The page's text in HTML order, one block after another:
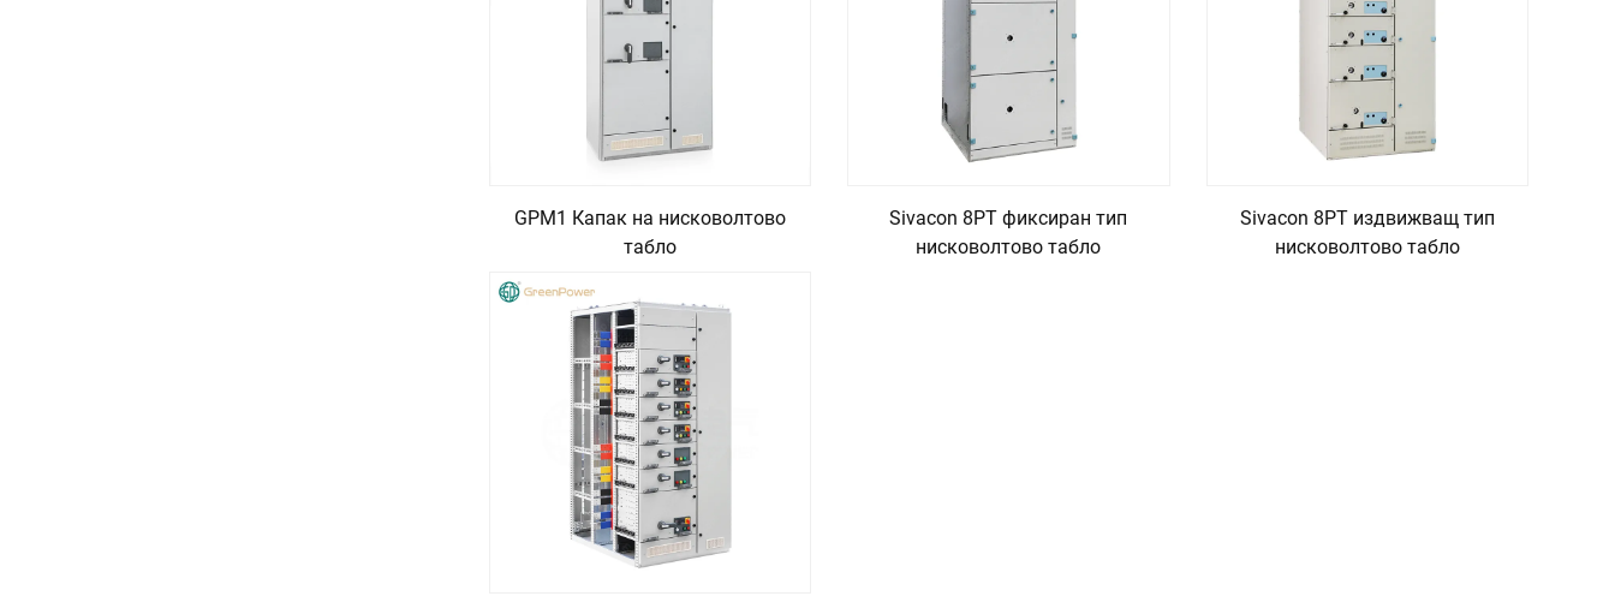
GPM1 Капак на нисковолтово
табло
Sivacon 8PT фиксиран тип
нисковолтово табло
Sivacon 8PT издвижващ тип
нисковолтово табло